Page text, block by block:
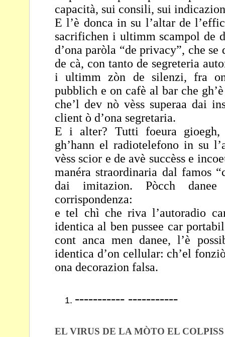
capacità, sui consili, sui
E l’è donca in su l’altar de
sacrifichen i ultimm scampol de
d’ona paròla “de privacy”, che se
de cà, con tanto de segreteria
i ultimm zòn de silenzi, fra
pubblich e on cafè al bar che
che’l dev nò vèss superaa dai
client ò d’ona segretaria.
E i alter? Tutti foeura
gh’hann el radiotelefono in su
vèss scior e de avè succèss e
manéra straordinaria dal famos
dai imitazion. Pòcch
corrispondenza:
e tel chì che riva l’autoradio
identica al ben pussee car
cont anca men danee, l’è
identica d’on cellular: ch’el
ona decorazion falsa.
----------- -----------
EL VIRUS DE LA MÒTO EL